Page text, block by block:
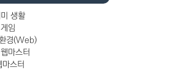
생활
임
경(Web)
마스터
스터